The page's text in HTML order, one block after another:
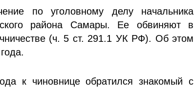
по уголовному делу начальника
района Самары. Ее обвиняют в
(ч. 5 ст. 291.1 УК РФ). Об этом
к чиновнице обратился знакомый с